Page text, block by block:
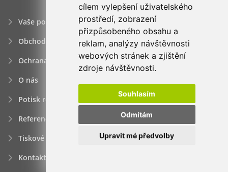
cílem vylepšení uživatelského
prostředí, zobrazení
přizpůsobeného obsahu a
reklam, analýzy návštěvnosti
webových stránek a zjištění
zdroje návštěvnosti.
Souhlasím
Odmítám
Upravit mé předvolby
Vaše poptávka
Obchodní podmínky
Ochrana osobních údajú
O nás
Potisk reklamních předmětů
Reference
Tiskové zprávy
Kontakt